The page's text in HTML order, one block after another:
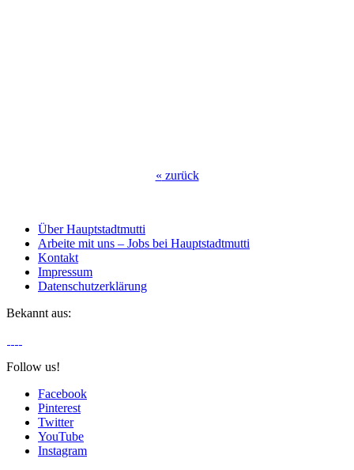
« zurück
Über Hauptstadtmutti
Arbeite mit uns – Jobs bei Hauptstadtmutti
Kontakt
Impressum
Datenschutzerklärung
Bekannt aus:
Follow us!
Facebook
Pinterest
Twitter
YouTube
Instagram